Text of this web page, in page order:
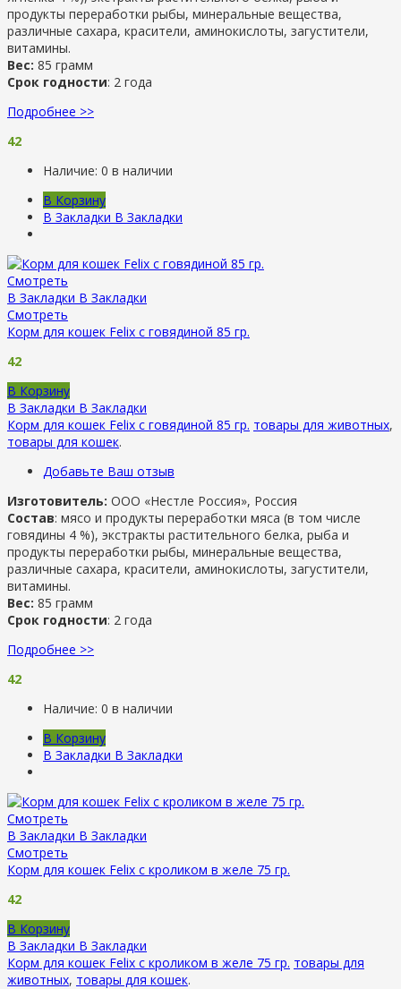
продукты переработки рыбы, минеральные вещества,
различные сахара, красители, аминокислоты, загустители,
витамины.
Вес: 85 грамм
Срок годности: 2 года
Подробнее >>
42
Наличие: 0 в наличии
В Корзину
В Закладки В Закладки
Смотреть
В Закладки В Закладки
Смотреть
Корм для кошек Felix с говядиной 85 гр.
42
В Корзину
В Закладки В Закладки
Корм для кошек Felix с говядиной 85 гр. товары для животных,
товары для кошек.
Добавьте Ваш отзыв
Изготовитель: ООО «Нестле Россия», Россия
Состав: мясо и продукты переработки мяса (в том числе
говядины 4 %), экстракты растительного белка, рыба и
продукты переработки рыбы, минеральные вещества,
различные сахара, красители, аминокислоты, загустители,
витамины.
Вес: 85 грамм
Срок годности: 2 года
Подробнее >>
42
Наличие: 0 в наличии
В Корзину
В Закладки В Закладки
Смотреть
В Закладки В Закладки
Смотреть
Корм для кошек Felix с кроликом в желе 75 гр.
42
В Корзину
В Закладки В Закладки
Корм для кошек Felix с кроликом в желе 75 гр. товары для
животных, товары для кошек.